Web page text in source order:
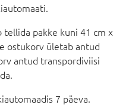
tellida pakke kuni 41 cm x
ostukorv ületab antud
antud transpordiviisi
7 päeva.